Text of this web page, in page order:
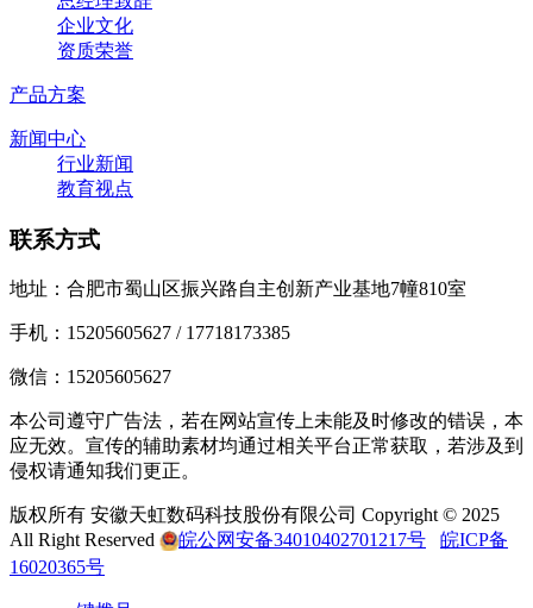
企业文化
资质荣誉
产品方案
新闻中心
行业新闻
教育视点
联系方式
地址：合肥市蜀山区振兴路自主创新产业基地7幢810室
手机：15205605627 / 17718173385
微信：15205605627
本公司遵守广告法，若在网站宣传上未能及时修改的错误，本
应无效。宣传的辅助素材均通过相关平台正常获取，若涉及到
侵权请通知我们更正。
版权所有 安徽天虹数码科技股份有限公司 Copyright © 2025
All Right Reserved
皖公网安备34010402701217号
皖ICP备
16020365号